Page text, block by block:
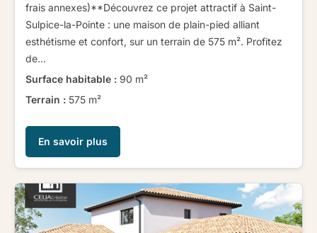
frais annexes)**​ ​​ ​Découvrez ce projet attractif à Saint-
Sulpice-la-Pointe : une maison de plain-pied alliant
esthétisme et confort, sur un terrain de 575 m². Profitez
de...
Surface habitable : 90 m²
Terrain : 575 m²
En savoir plus